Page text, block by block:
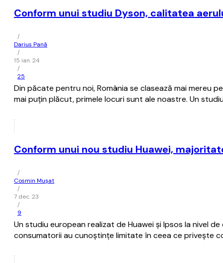
Conform unui studiu Dyson, calitatea
/
Darius Pană
/
15 ian. 24
/
25
Din păcate pentru noi, România se clasează mai mereu
mai puțin plăcut, primele locuri sunt ale noastre. Un
Conform unui nou studiu Huawei,
/
Cosmin Mușat
/
7 dec. 23
/
9
Un studiu european realizat de Huawei şi Ipsos la nivel
consumatorii au cunoştinţe limitate în ceea ce priveşte